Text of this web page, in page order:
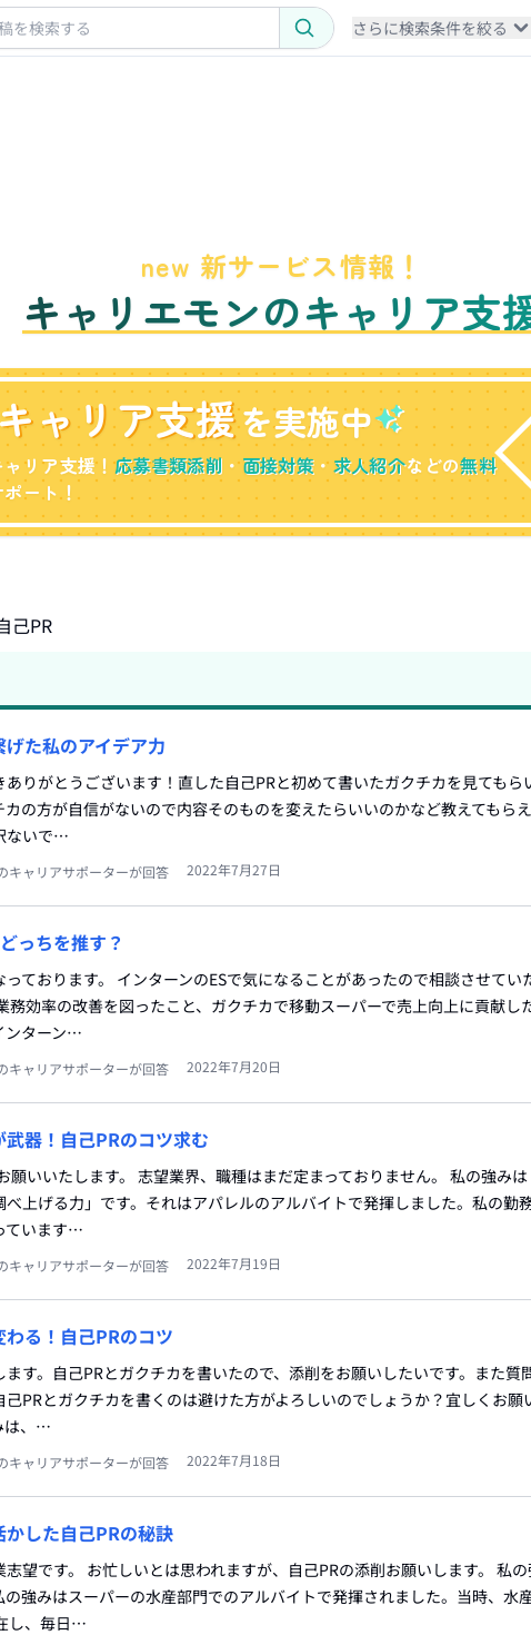
さらに検索条件を絞る
new 新サービス情報！
キャリエモンのキャリア支
キャリア支援を実施中
リア支援！応募書類添削 ・面接対策 ・求人紹介などの無料
ート！
己PR
た私のアイデア力
りがとうございます！直した自己PRと初めて書いたガクチカを見てもら
の方が自信がないので内容そのものを変えたらいいのかなど教えてもら
ないで…
キャリアサポーターが回答 2022年7月27日
っちを推す？
ております。 インターンのESで気になることがあったので相談させてい
務効率の改善を図ったこと、ガクチカで移動スーパーで売上向上に貢献し
ンターン…
キャリアサポーターが回答 2022年7月20日
器！自己PRのコツ求む
願いいたします。 志望業界、職種はまだ定まっておりません。 私の強み
べ上げる力」です。それはアパレルのアルバイトで発揮しました。私の勤
ています…
キャリアサポーターが回答 2022年7月19日
る！自己PRのコツ
す。自己PRとガクチカを書いたので、添削をお願いしたいです。また質
己PRとガクチカを書くのは避けた方がよろしいのでしょうか？宜しくお願
は、…
キャリアサポーターが回答 2022年7月18日
した自己PRの秘訣
望です。 お忙しいとは思われますが、自己PRの添削お願いします。 私
の強みはスーパーの水産部門でのアルバイトで発揮されました。当時、水
し、毎日…